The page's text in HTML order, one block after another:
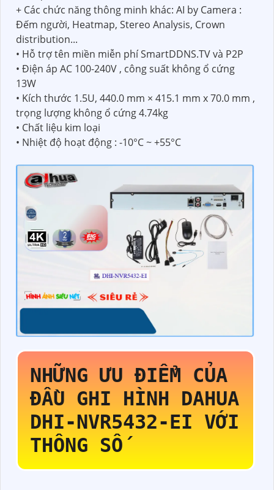
+ Các chức năng thông minh khác: AI by Camera :
Đếm người, Heatmap, Stereo Analysis, Crown
distribution...
• Hỗ trợ tên miền miễn phí SmartDDNS.TV và P2P
• Điện áp AC 100-240V , công suất không ổ cứng
13W
• Kích thước 1.5U, 440.0 mm × 415.1 mm x 70.0 mm ,
trọng lượng không ổ cứng 4.74kg
• Chất liệu kim loại
• Nhiệt độ hoạt động : -10°C ~ +55°C
NHỮNG ƯU ĐIỂM CỦA
ĐẦU GHI HÌNH DAHUA
DHI-NVR5432-EI VỚI
THÔNG SỐ